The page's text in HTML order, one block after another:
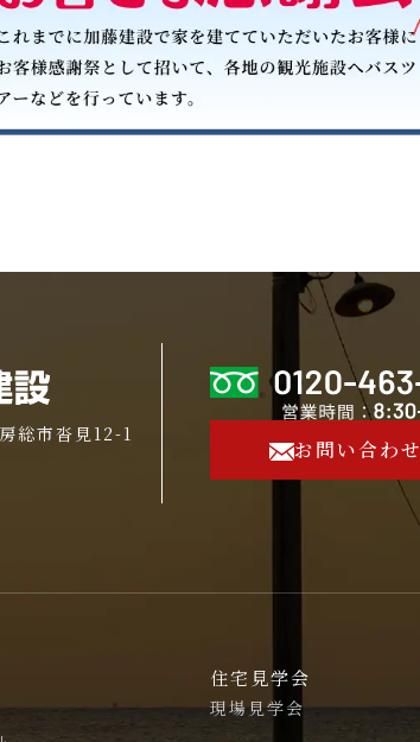
総市沓見12-1
お問い合わせ
住宅見学会
現場見学会